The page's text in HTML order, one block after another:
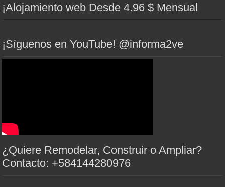
¡Alojamiento web Desde 4.96 $ Mensual
¡Síguenos en YouTube! @informa2ve
¿Quiere Remodelar, Construir o Ampliar?
Contacto: +584144280976